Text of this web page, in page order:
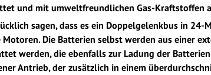
und mit umweltfreundlichen Gas-Kraftstoffen
sagen, dass es ein Doppelgelenkbus in
Die Batterien selbst werden aus einer
werden, die ebenfalls zur Ladung der
Antrieb, der zusätzlich in einem